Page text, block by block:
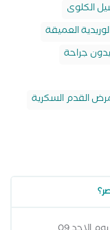
الكلوى
العميقة
جراحة
القدم السكرية